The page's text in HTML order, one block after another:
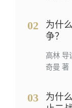
02
为什
争？
高林 导
奇曼 著
03
为什